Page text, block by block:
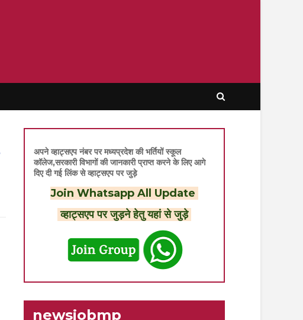
अपने व्हाट्सएप नंबर पर मध्यप्रदेश की भर्तियों स्कूल
कॉलेज,सरकारी विभागों की जानकारी प्राप्त करने के लिए आगे
दिए दी गई लिंक से व्हाट्सएप पर जुड़े
Join Whatsapp All Update
व्हाट्सएप पर जुड़ने हेतु यहां से जुड़े
newsjobmp